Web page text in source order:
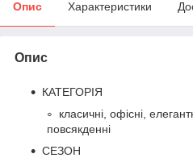
Опис Характеристики
Опис
КАТЕГОРІЯ
класичні, офісні,
повсякденні
СЕЗОН